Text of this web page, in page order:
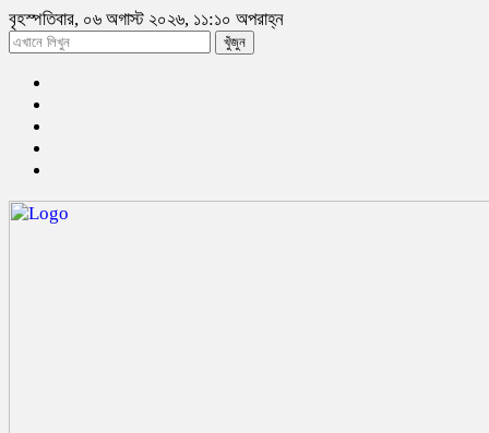
বৃহস্পতিবার, ০৬ অগাস্ট ২০২৬, ১১:১০ অপরাহ্ন
খুঁজুন